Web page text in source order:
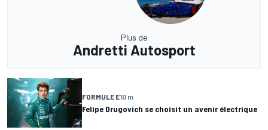
Plus de
Andretti Autosport
FORMULE E10 m
Felipe Drugovich se choisit un avenir électrique